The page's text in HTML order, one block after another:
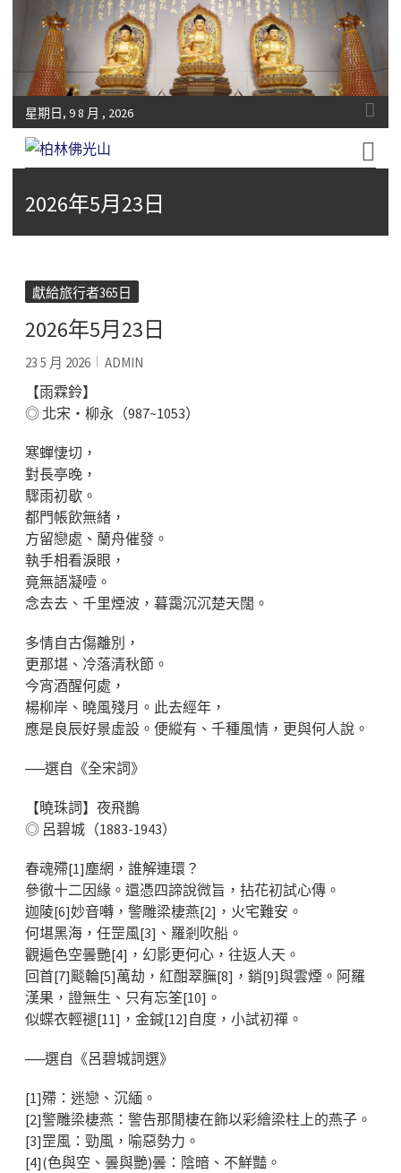
星期日, 9 8 月 , 2026
Fo-Guang-Shan-Tempel, Berlin e.V.
2026年5月23日
獻給旅行者365日
2026年5月23日
23 5 月 2026 ADMIN
【雨霖鈴】
◎ 北宋‧柳永（987~1053）
寒蟬悽切，
對長亭晚，
驟雨初歇。
都門帳飲無緒，
方留戀處、蘭舟催發。
執手相看淚眼，
竟無語凝噎。
念去去、千里煙波，暮靄沉沉楚天闊。
多情自古傷離別，
更那堪、冷落清秋節。
今宵酒醒何處，
楊柳岸、曉風殘月。此去經年，
應是良辰好景虛設。便縱有、千種風情，更與何人說。
──選自《全宋詞》
【曉珠詞】夜飛鵲
◎ 呂碧城（1883-1943）
春魂殢[1]塵網，誰解連環？
參徹十二因緣。還憑四諦說微旨，拈花初試心傳。
迦陵[6]妙音囀，警雕梁棲燕[2]，火宅難安。
何堪黑海，任罡風[3]、羅剎吹船。
觀遍色空曇艷[4]，幻影更何心，往返人天。
回首[7]颷輪[5]萬劫，紅酣翠膴[8]，銷[9]與雲煙。阿羅
漢果，證無生、只有忘筌[10]。
似蝶衣輕褪[11]，金鍼[12]自度，小試初禪。
──選自《呂碧城詞選》
[1]殢：迷戀、沉緬。
[2]警雕梁棲燕：警告那閒棲在飾以彩繪梁柱上的燕子。
[3]罡風：勁風，喻惡勢力。
[4](色與空、曇與艷)曇：陰暗、不鮮豔。